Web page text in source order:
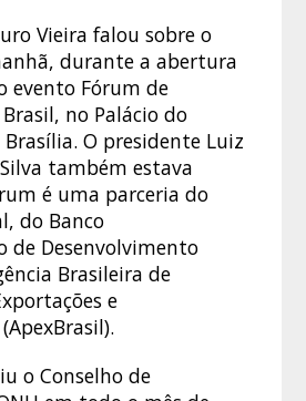
Vieira falou sobre o
durante a abertura
evento Fórum de
no Palácio do
O presidente Luiz
também estava
é uma parceria do
do Banco
de Desenvolvimento
Brasileira de
e
o Conselho de